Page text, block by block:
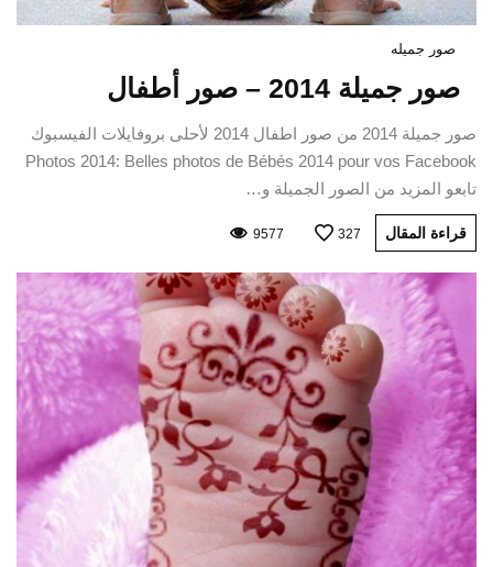
صور جميله
صور جميلة 2014 – صور أطفال
صور جميلة 2014 من صور اطفال 2014 لأحلى بروفايلات الفيسبوك
Photos 2014: Belles photos de Bébés 2014 pour vos Facebook
تابعو المزيد من الصور الجميلة و…
قراءة المقال 327
9577